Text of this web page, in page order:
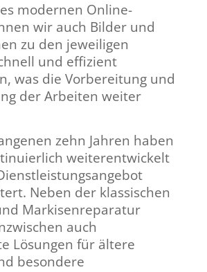
modernen Online-
wir auch Bilder und
zu den jeweiligen
und effizient
was die Vorbereitung und
der Arbeiten weiter
zehn Jahren haben
weiterentwickelt
Neben der klassischen
Markisenreparatur
auch
Lösungen für ältere
besondere